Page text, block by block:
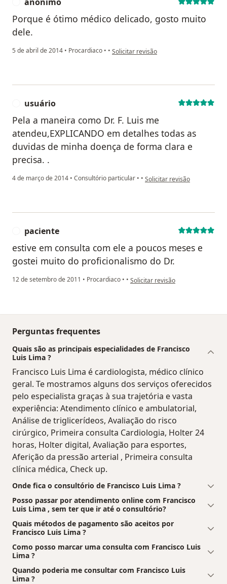
Porque é ótimo médico delicado, gosto muito
dele.
5 de abril de 2014 • Procardiaco • • na opinião do utilizador anônimo
Solicitar revisão
usuário
Pela a maneira como Dr. F. Luis me
atendeu,EXPLICANDO em detalhes todas as
duvidas de minha doença de forma clara e
precisa. .
4 de março de 2014 • Consultório particular • • na opinião do utilizador
Solicitar revisão
paciente
estive em consulta com ele a poucos meses e
gostei muito do proficionalismo do Dr.
12 de setembro de 2011 • Procardiaco • • na opinião do utilizador paciente
Solicitar revisão
Perguntas frequentes
Quais são as principais especialidades de Francisco
Luis Lima ?
Francisco Luis Lima é cardiologista, médico clínico
geral. Te mostramos alguns dos serviços oferecidos
pelo especialista graças à sua trajetória e vasta
experiência: Atendimento clínico e ambulatorial,
Análise de triglicerídeos, Avaliação do risco
cirúrgico, Primeira consulta Cardiologia, Holter 24
horas, Holter digital, Avaliação para esportes,
Aferição da pressão arterial , Primeira consulta
clínica médica, Check up.
Onde fica o consultório de Francisco Luis Lima ?
Posso passar por atendimento online com Francisco
Luis Lima , sem ter que ir até o consultório?
Quais métodos de pagamento são aceitos por
Francisco Luis Lima ?
Como posso marcar uma consulta com Francisco Luis
Lima ?
Quando poderia me consultar com Francisco Luis
Lima ?